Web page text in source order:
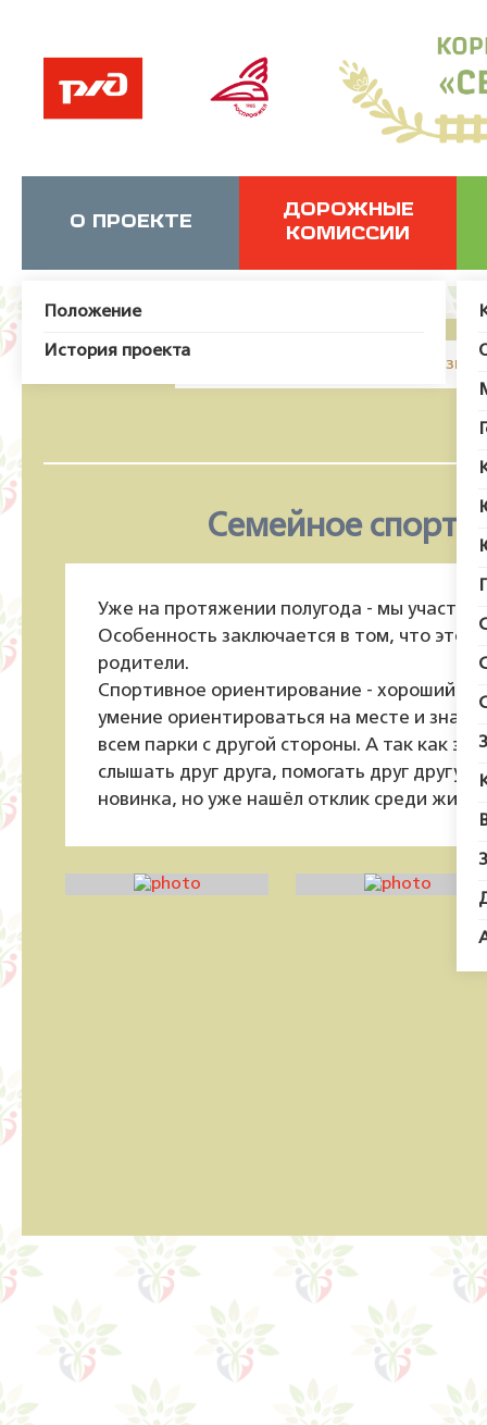
О ПРОЕКТЕ
Положение
История проекта
ДОРОЖНЫЕ
КОМИССИИ
JUser: :_load: Не удалось
Семейное
Уже на протяжении полугода - мы
Особенность заключается в том, что это
родители.
Спортивное ориентирование - хороший
умение ориентироваться на месте и
всем парки с другой стороны. А так как
слышать друг друга, помогать друг
новинка, но уже нашёл отклик среди